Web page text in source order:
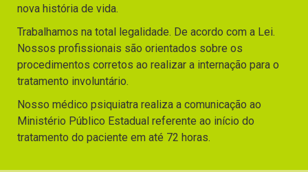
nova história de vida.
Trabalhamos na total legalidade. De acordo com a Lei.
Nossos profissionais são orientados sobre os
procedimentos corretos ao realizar a internação para o
tratamento involuntário.
Nosso médico psiquiatra realiza a comunicação ao
Ministério Público Estadual referente ao início do
tratamento do paciente em até 72 horas.